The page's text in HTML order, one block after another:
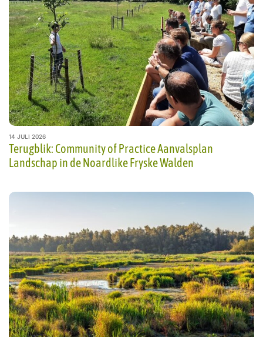
14 JULI 2026
Terugblik: Community of Practice Aanvalsplan
Landschap in de Noardlike Fryske Walden